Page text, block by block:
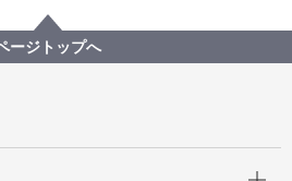
都市計画マスタープラン
プラン瀬谷区プランについて
ージトップへ